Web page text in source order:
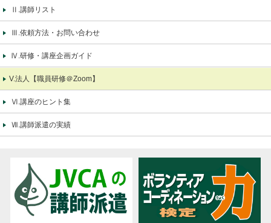
Ⅱ.講師リスト
Ⅲ.依頼方法・お問い合わせ
Ⅳ.研修・講座企画ガイド
V.法人【職員研修＠Zoom】
Ⅵ.講座のヒント集
Ⅶ.講師派遣の実績